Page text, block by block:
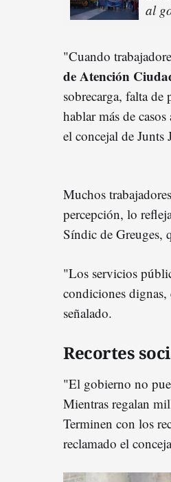
al
"Cuando
de Atención
sobrecarga, falta
hablar más de
el concejal de Junts
Muchos
percepción, lo
Síndic de Greuges,
"Los servicios
condiciones dignas,
señalado.
Recortes
"El gobierno no
Mientras regalan
Terminen con los
reclamado el